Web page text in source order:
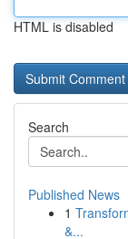
HTML is disabled
Search
Published News
1
&...